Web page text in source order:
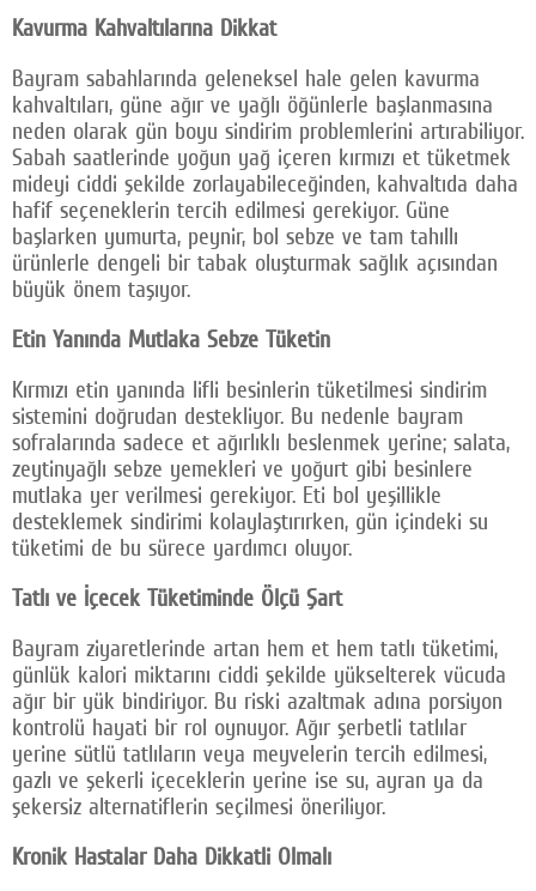
Kavurma Kahvaltılarına Dikkat
Bayram sabahlarında geleneksel hale gelen kavurma
kahvaltıları, güne ağır ve yağlı öğünlerle başlanmasına
neden olarak gün boyu sindirim problemlerini artırabiliyor.
Sabah saatlerinde yoğun yağ içeren kırmızı et tüketmek
mideyi ciddi şekilde zorlayabileceğinden, kahvaltıda daha
hafif seçeneklerin tercih edilmesi gerekiyor. Güne
başlarken yumurta, peynir, bol sebze ve tam tahıllı
ürünlerle dengeli bir tabak oluşturmak sağlık açısından
büyük önem taşıyor.
Etin Yanında Mutlaka Sebze Tüketin
Kırmızı etin yanında lifli besinlerin tüketilmesi sindirim
sistemini doğrudan destekliyor. Bu nedenle bayram
sofralarında sadece et ağırlıklı beslenmek yerine; salata,
zeytinyağlı sebze yemekleri ve yoğurt gibi besinlere
mutlaka yer verilmesi gerekiyor. Eti bol yeşillikle
desteklemek sindirimi kolaylaştırırken, gün içindeki su
tüketimi de bu sürece yardımcı oluyor.
Tatlı ve İçecek Tüketiminde Ölçü Şart
Bayram ziyaretlerinde artan hem et hem tatlı tüketimi,
günlük kalori miktarını ciddi şekilde yükselterek vücuda
ağır bir yük bindiriyor. Bu riski azaltmak adına porsiyon
kontrolü hayati bir rol oynuyor. Ağır şerbetli tatlılar
yerine sütlü tatlıların veya meyvelerin tercih edilmesi,
gazlı ve şekerli içeceklerin yerine ise su, ayran ya da
şekersiz alternatiflerin seçilmesi öneriliyor.
Kronik Hastalar Daha Dikkatli Olmalı